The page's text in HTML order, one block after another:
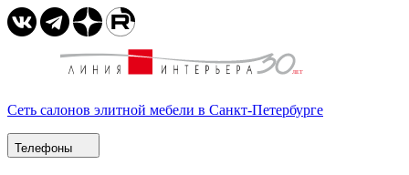
Сеть салонов элитной мебели в Санкт-Петербурге
Телефоны